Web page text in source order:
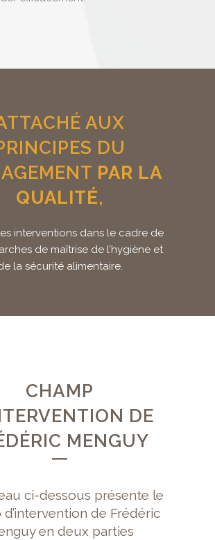
AUX
DU
PAR LA
QUALITÉ,
interventions dans le cadre de
de maîtrise de l’hygiène et
la sécurité alimentaire.
CHAMP
DE
MENGUY
ci-dessous présente le
de Frédéric
en deux parties